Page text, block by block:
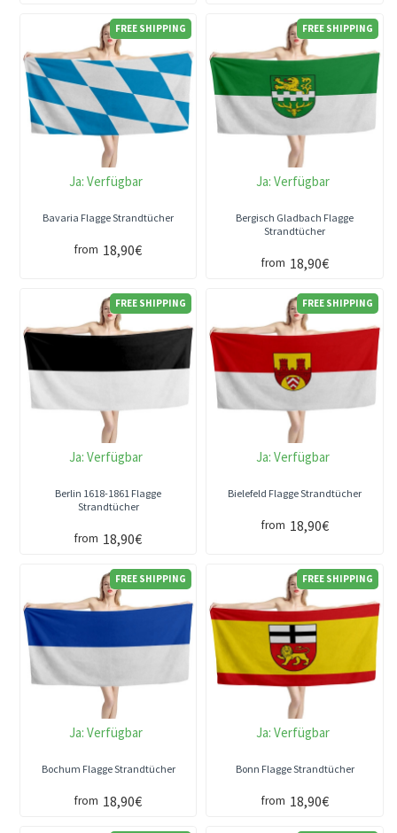
FREE SHIPPING
Ja: Verfügbar
Bavaria Flagge Strandtücher
from 18,90€
FREE SHIPPING
Ja: Verfügbar
Bergisch Gladbach Flagge
Strandtücher
from 18,90€
FREE SHIPPING
Ja: Verfügbar
Berlin 1618-1861 Flagge
Strandtücher
from 18,90€
FREE SHIPPING
Ja: Verfügbar
Bielefeld Flagge Strandtücher
from 18,90€
FREE SHIPPING
Ja: Verfügbar
Bochum Flagge Strandtücher
from 18,90€
FREE SHIPPING
Ja: Verfügbar
Bonn Flagge Strandtücher
from 18,90€